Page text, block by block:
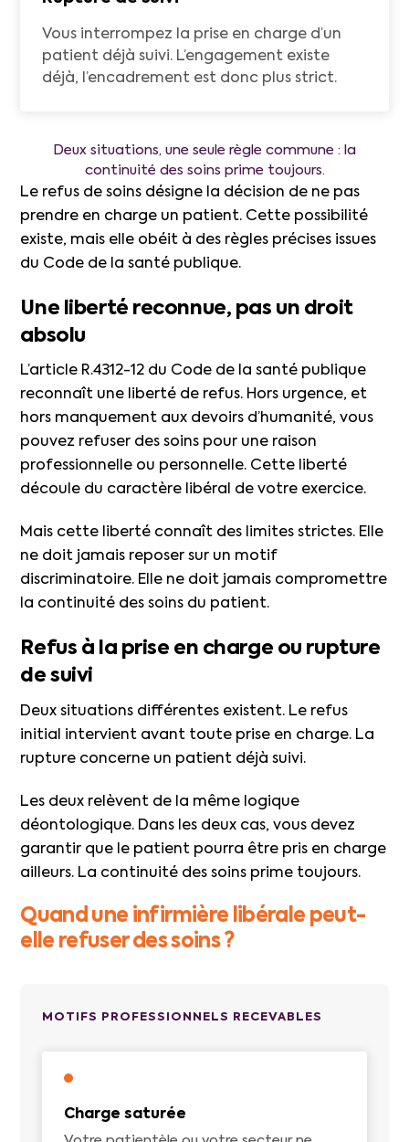
Vous interrompez la prise en charge d’un
patient déjà suivi. L’engagement existe
déjà, l’encadrement est donc plus strict.
Deux situations, une seule règle commune : la
continuité des soins prime toujours.
Le refus de soins désigne la décision de ne pas
prendre en charge un patient. Cette possibilité
existe, mais elle obéit à des règles précises issues
du Code de la santé publique.
Une liberté reconnue, pas un droit
absolu
L’article R.4312-12 du Code de la santé publique
reconnaît une liberté de refus. Hors urgence, et
hors manquement aux devoirs d’humanité, vous
pouvez refuser des soins pour une raison
professionnelle ou personnelle. Cette liberté
découle du caractère libéral de votre exercice.
Mais cette liberté connaît des limites strictes. Elle
ne doit jamais reposer sur un motif
discriminatoire. Elle ne doit jamais compromettre
la continuité des soins du patient.
Refus à la prise en charge ou rupture
de suivi
Deux situations différentes existent. Le refus
initial intervient avant toute prise en charge. La
rupture concerne un patient déjà suivi.
Les deux relèvent de la même logique
déontologique. Dans les deux cas, vous devez
garantir que le patient pourra être pris en charge
ailleurs. La continuité des soins prime toujours.
Quand une infirmière libérale peut-
elle refuser des soins ?
MOTIFS PROFESSIONNELS RECEVABLES
Charge saturée